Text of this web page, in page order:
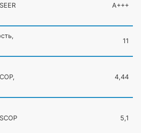
A+++
11
4,44
5,1